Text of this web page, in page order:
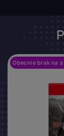
Obecnie brak na